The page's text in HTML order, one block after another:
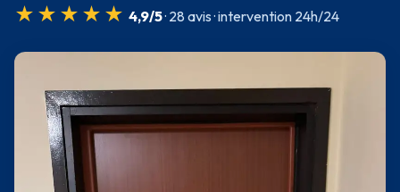
★★★★★ 4,9/5· 28 avis · intervention 24h/24